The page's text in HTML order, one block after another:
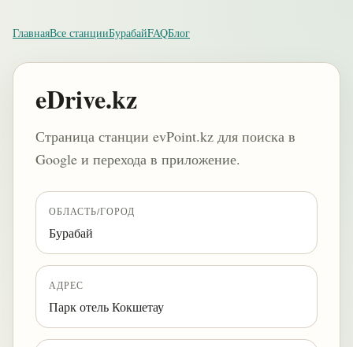
ГлавнаяВсе станцииБурабайFAQБлог
eDrive.kz
Страница станции evPoint.kz для поиска в
Google и перехода в приложение.
ОБЛАСТЬ/ГОРОД
Бурабай
АДРЕС
Парк отель Кокшетау